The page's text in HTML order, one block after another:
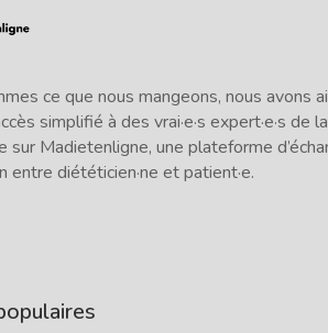
ce que nous mangeons, nous avons
simplifié à des vrai·e·s expert·e·s de
sur Madietenligne, une plateforme
entre diététicien·ne et patient·e.